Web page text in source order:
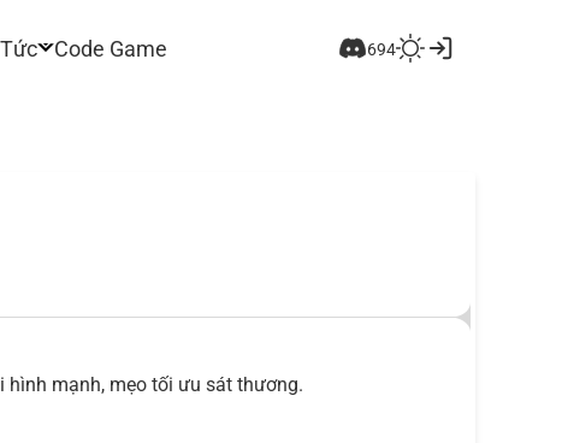
Code Game 694
hình mạnh, mẹo tối ưu sát thương.